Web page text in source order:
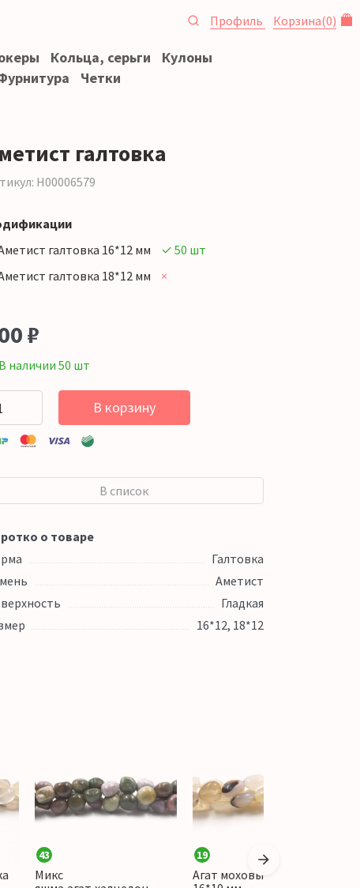
Профиль Корзина(0)
Кольца, серьги
Кулоны
Четки
галтовка
Н00006579
галтовка 16*12 мм
✓ 50 шт
галтовка 18*12 мм
×
₽
наличии 50 шт
В корзину
В список
о товаре
Галтовка
Аметист
Гладкая
16*12, 18*12
43
Микс
19
Агат моховый галтовка